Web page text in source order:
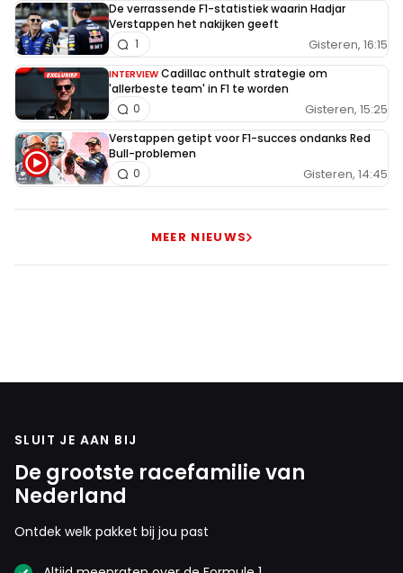
De verrassende F1-statistiek waarin Hadjar
Verstappen het nakijken geeft
Gisteren, 16:15
1
INTERVIEW Cadillac onthult strategie om
'allerbeste team' in F1 te worden
Gisteren, 15:25
0
Verstappen getipt voor F1-succes ondanks Red
Bull-problemen
Gisteren, 14:45
0
MEER NIEUWS
SLUIT JE AAN BIJ
De grootste racefamilie van
Nederland
Ontdek welk pakket bij jou past